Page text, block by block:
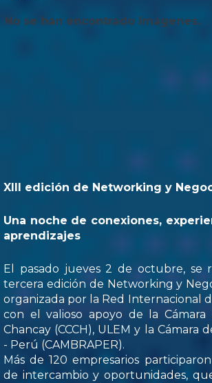
No se han encontrado imágenes.
XIII edición de Networking y
Una noche de conexiones,
aprendizajes
El pasado jueves 2 de octubre, se
tercera edición de Networking y
organizada por la Red Internacional
con el valioso apoyo de la Cámara
Chancay (CCCH), ULEM y la Cámara
- Perú (CAMBRAPER).
Más de 120 empresarios
de intercambio y oportunidades,